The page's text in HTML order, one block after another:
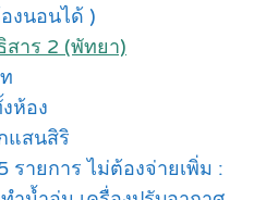
งนอนได้ )
สาร 2 (พัทยา)
ห้อง
แสนสิริ
รายการ ไม่ต้องจ่ายเพิ่ม :